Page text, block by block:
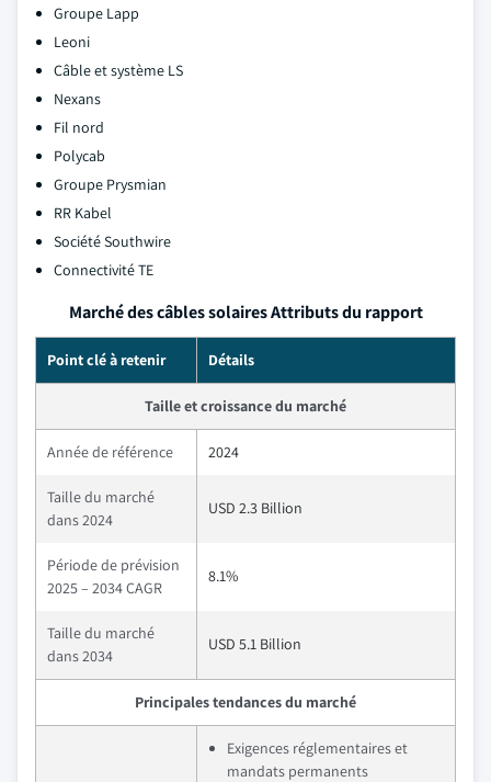
Groupe Lapp
Leoni
Câble et système LS
Nexans
Fil nord
Polycab
Groupe Prysmian
RR Kabel
Société Southwire
Connectivité TE
Marché des câbles solaires Attributs du rapport
Point clé à retenir Détails
Taille et croissance du marché
Année de référence 2024
Taille du marché
dans 2024
USD 2.3 Billion
Période de prévision
2025 – 2034 CAGR
8.1%
Taille du marché
dans 2034
USD 5.1 Billion
Principales tendances du marché
Exigences réglementaires et
mandats permanents